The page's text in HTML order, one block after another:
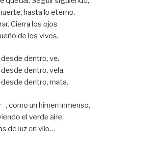
hasta lo eterno.
Cierra los ojos
de los vivos.
dentro, ve.
dentro, vela.
dentro, mata.
-, como un himen inmenso,
el verde aire,
de luz en vilo…